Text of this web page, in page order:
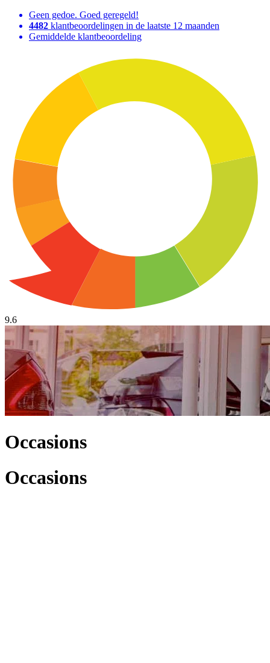
Geen gedoe. Goed geregeld!
4482 klantbeoordelingen in de laatste 12 maanden
Gemiddelde klantbeoordeling
9.6
Occasions
Occasions